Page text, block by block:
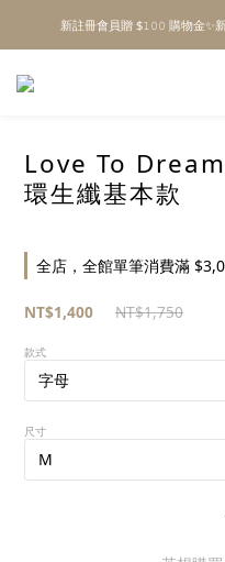
\ Welcome to 𝙻𝚒𝚝𝚝𝚕𝚎
新註冊會員贈 $𝟷𝟶𝟶 購物金
全館單筆消費滿
Love To
環生纖基本款
全店，全館單筆消費滿
NT$1,750
NT$1,400
款式
尺寸